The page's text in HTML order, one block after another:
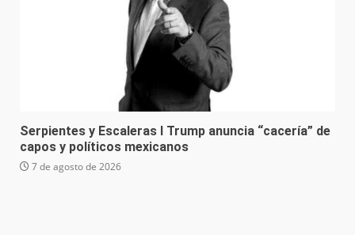
Serpientes y Escaleras I Trump anuncia “cacería” de
capos y políticos mexicanos
7 de agosto de 2026